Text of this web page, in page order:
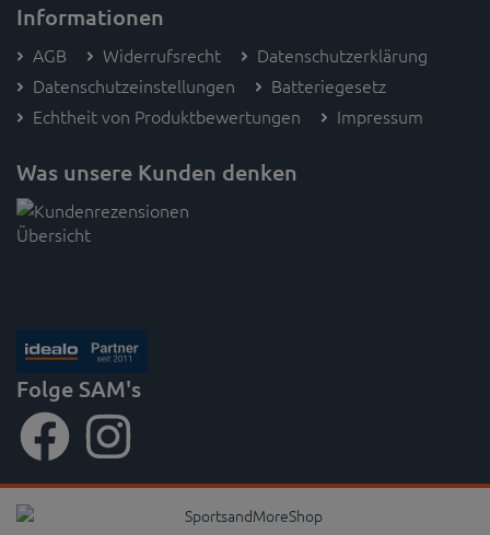
Informationen
AGB Widerrufsrecht
Datenschutzerklärung
Datenschutzeinstellungen
Batteriegesetz
Echtheit von Produktbewertungen
Impressum
Was unsere Kunden denken
Folge SAM's